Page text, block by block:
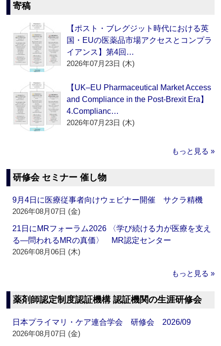
寄稿
【ポスト・ブレグジット時代における英
国・EUの医薬品市場アクセスとコンプラ
イアンス】第4回…
2026年07月23日 (木)
【UK–EU Pharmaceutical Market Access
and Compliance in the Post-Brexit Era】
4.Complianc…
2026年07月23日 (木)
もっと見る »
研修会 セミナー 催し物
9月4日に医療従事者向けウェビナー開催 サクラ精機
2026年08月07日 (金)
21日にMRフォーラム2026 〈学び続ける力が医療を支え
る―問われるMRの真価〉 MR認定センター
2026年08月06日 (木)
もっと見る »
薬剤師認定制度認証機構 認証機関の生涯研修会
日本プライマリ・ケア連合学会 研修会 2026/09
2026年08月07日 (金)